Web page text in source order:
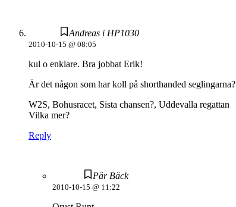
Andreas i HP1030
2010-10-15 @ 08:05
kul o enklare. Bra jobbat Erik!
Är det någon som har koll på shorthanded seglingarna?
W2S, Bohusracet, Sista chansen?, Uddevalla regattan
Vilka mer?
Reply
Pär Bäck
2010-10-15 @ 11:22